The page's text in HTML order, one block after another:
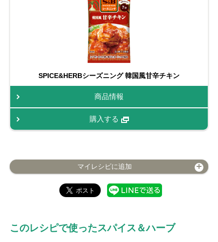
SPICE&HERBシーズニング 韓国風甘辛チキン
商品情報
購入する
マイレシピに追加
このレシピで使ったスパイス＆ハーブ